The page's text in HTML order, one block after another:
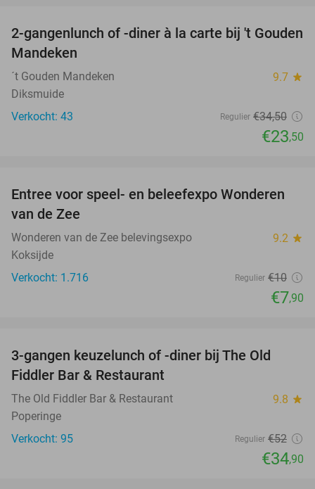
32%
2-gangenlunch of -diner à la carte bij 't Gouden
Mandeken
´t Gouden Mandeken 9.7 star
Diksmuide
Verkocht: 43
Regulier €34,50
€23,50
21%
Entree voor speel- en beleefexpo Wonderen
van de Zee
Wonderen van de Zee belevingsexpo 9.2 star
Koksijde
Verkocht: 1.716
Regulier €10
€7,90
3-gangen keuzelunch of -diner bij The Old
Fiddler Bar & Restaurant
The Old Fiddler Bar & Restaurant 9.8 star
Poperinge
Verkocht: 95
Regulier €52
€34,90